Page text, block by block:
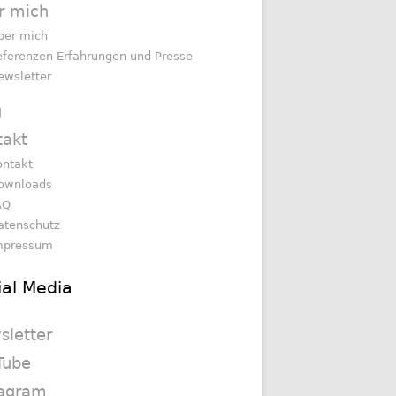
mich
mich
Erfahrungen und Presse
Media